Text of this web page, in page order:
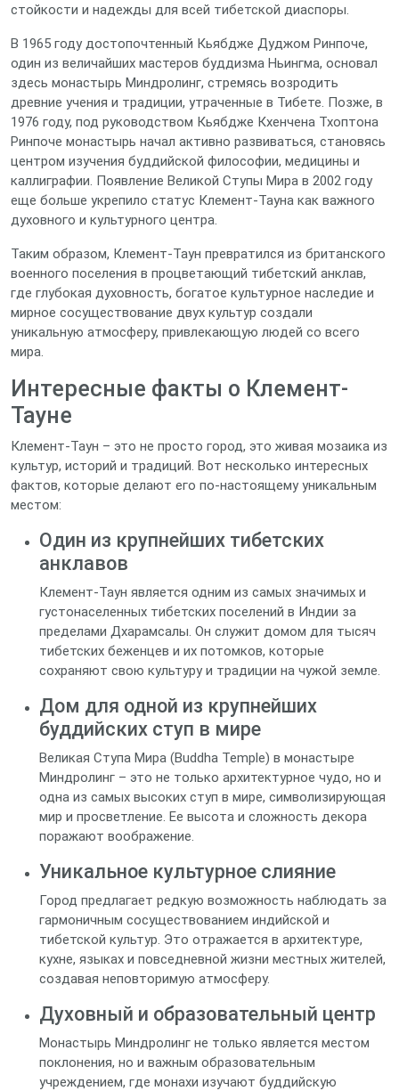
стойкости и надежды для всей тибетской диаспоры.
В 1965 году достопочтенный Кьябдже Дуджом Ринпоче,
один из величайших мастеров буддизма Ньингма, основал
здесь монастырь Миндролинг, стремясь возродить
древние учения и традиции, утраченные в Тибете. Позже, в
1976 году, под руководством Кьябдже Кхенчена Тхоптона
Ринпоче монастырь начал активно развиваться, становясь
центром изучения буддийской философии, медицины и
каллиграфии. Появление Великой Ступы Мира в 2002 году
еще больше укрепило статус Клемент-Тауна как важного
духовного и культурного центра.
Таким образом, Клемент-Таун превратился из британского
военного поселения в процветающий тибетский анклав,
где глубокая духовность, богатое культурное наследие и
мирное сосуществование двух культур создали
уникальную атмосферу, привлекающую людей со всего
мира.
Интересные факты о Клемент-
Тауне
Клемент-Таун – это не просто город, это живая мозаика из
культур, историй и традиций. Вот несколько интересных
фактов, которые делают его по-настоящему уникальным
местом:
Один из крупнейших тибетских
анклавов
Клемент-Таун является одним из самых значимых и
густонаселенных тибетских поселений в Индии за
пределами Дхарамсалы. Он служит домом для тысяч
тибетских беженцев и их потомков, которые
сохраняют свою культуру и традиции на чужой земле.
Дом для одной из крупнейших
буддийских ступ в мире
Великая Ступа Мира (Buddha Temple) в монастыре
Миндролинг – это не только архитектурное чудо, но и
одна из самых высоких ступ в мире, символизирующая
мир и просветление. Ее высота и сложность декора
поражают воображение.
Уникальное культурное слияние
Город предлагает редкую возможность наблюдать за
гармоничным сосуществованием индийской и
тибетской культур. Это отражается в архитектуре,
кухне, языках и повседневной жизни местных жителей,
создавая неповторимую атмосферу.
Духовный и образовательный центр
Монастырь Миндролинг не только является местом
поклонения, но и важным образовательным
учреждением, где монахи изучают буддийскую